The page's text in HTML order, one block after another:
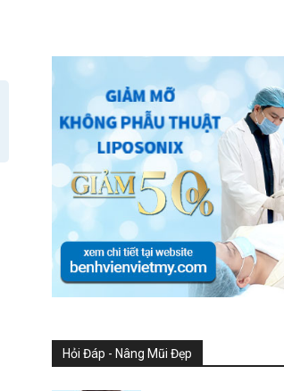
Hỏi Đáp - Nâng Mũi Đẹp